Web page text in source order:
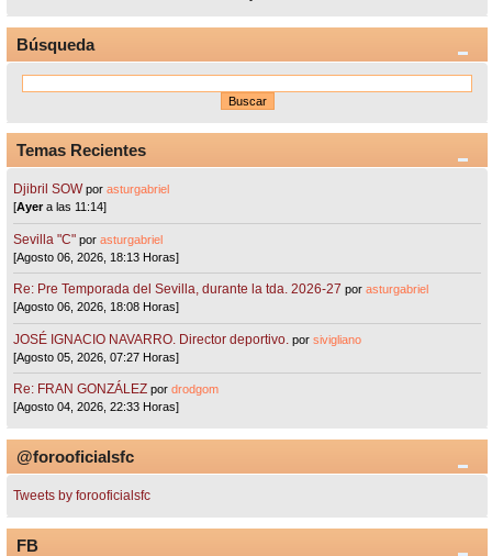
Búsqueda
Temas Recientes
Djibril SOW porasturgabriel
[Ayera las 11:14]
Sevilla "C"porasturgabriel
[Agosto 06, 2026, 18:13 Horas]
Re: Pre Temporada del Sevilla, durante la tda. 2026-27 porasturgabriel
[Agosto 06, 2026, 18:08 Horas]
JOSÉ IGNACIO NAVARRO. Director deportivo. porsivigliano
[Agosto 05, 2026, 07:27 Horas]
Re: FRAN GONZÁLEZ pordrodgom
[Agosto 04, 2026, 22:33 Horas]
@forooficialsfc
Tweets by forooficialsfc
FB